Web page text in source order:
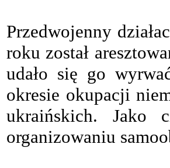
Przedwojenny
roku został
udało się go
okresie okupacji
ukraińskich. Jako
organizowaniu